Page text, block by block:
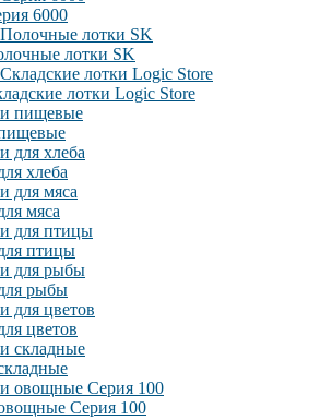
6000
лотки SK
лотки Logic Store
хлеба
мяса
птицы
рыбы
цветов
Серия 100